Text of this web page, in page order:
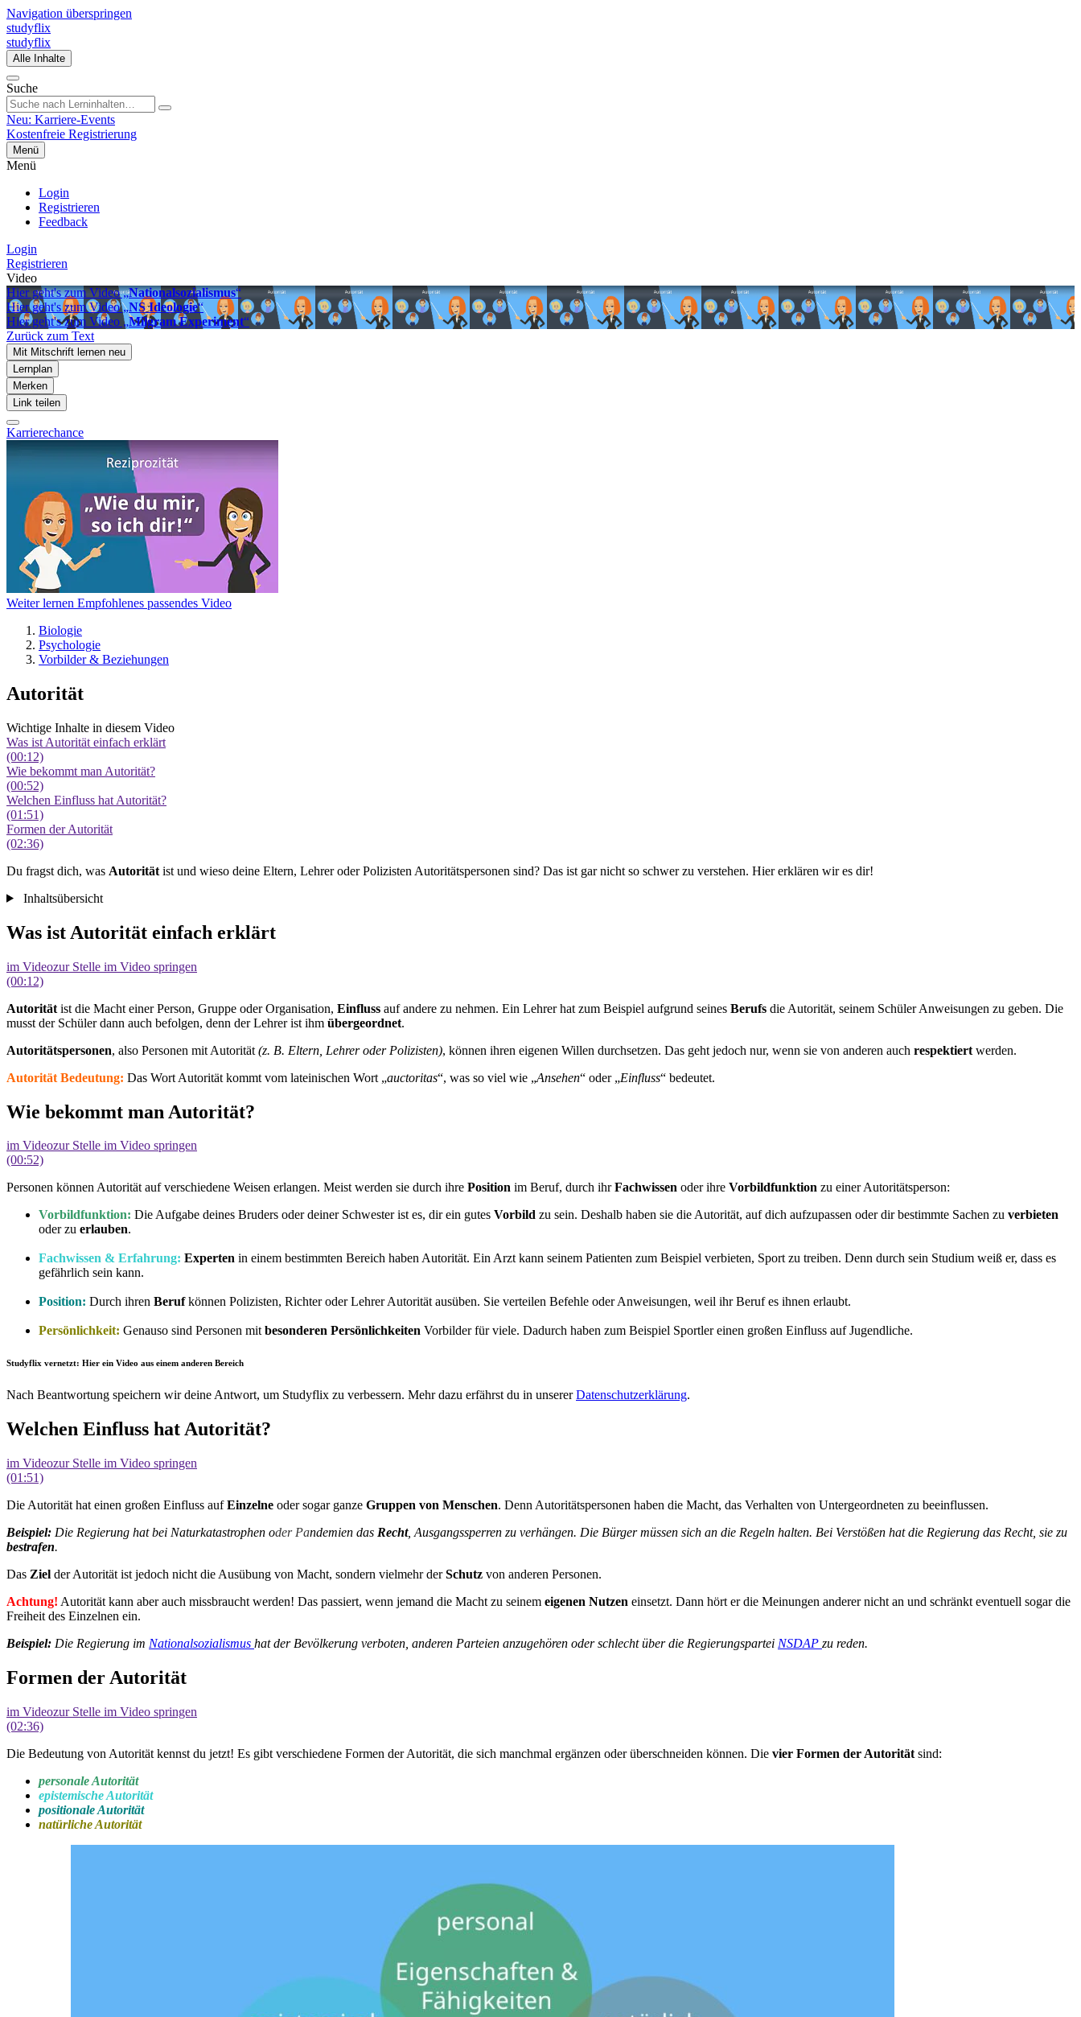
Navigation überspringen
studyflix
studyflix
Alle Inhalte
Suche
Neu: Karriere-Events
Kostenfreie Registrierung
Menü
Menü
Login
Registrieren
Feedback
Login
Registrieren
Video
Hier geht's zum Video „Nationalsozialismus“
Hier geht's zum Video „NS Ideologie“
Hier geht's zum Video „Milgram Experiment“
Zurück zum Text
Mit Mitschrift lernen neu
Lernplan
Merken
Link teilen
Karrierechance
Weiter lernen Empfohlenes passendes Video
Biologie
Psychologie
Vorbilder & Beziehungen
Autorität
Wichtige Inhalte in diesem Video
Was ist Autorität einfach erklärt
(00:12)
Wie bekommt man Autorität?
(00:52)
Welchen Einfluss hat Autorität?
(01:51)
Formen der Autorität
(02:36)
Du fragst dich, was Autorität ist und wieso deine Eltern, Lehrer oder Polizisten Autoritätspersonen sind? Das ist gar nicht so schwer zu verstehen. Hier erklären wir es dir!
Inhaltsübersicht
Was ist Autorität einfach erklärt
im Videozur Stelle im Video springen
(00:12)
Autorität ist die Macht einer Person, Gruppe oder Organisation, Einfluss auf andere zu nehmen. Ein Lehrer hat zum Beispiel aufgrund seines Berufs die Autorität, seinem Schüler Anweisungen zu geben. Die
musst der Schüler dann auch befolgen, denn der Lehrer ist ihm übergeordnet.
Autoritätspersonen, also Personen mit Autorität (z. B. Eltern, Lehrer oder Polizisten), können ihren eigenen Willen durchsetzen. Das geht jedoch nur, wenn sie von anderen auch respektiert werden.
Autorität Bedeutung: Das Wort Autorität kommt vom lateinischen Wort „auctoritas“, was so viel wie „Ansehen“ oder „Einfluss“ bedeutet.
Wie bekommt man Autorität?
im Videozur Stelle im Video springen
(00:52)
Personen können Autorität auf verschiedene Weisen erlangen. Meist werden sie durch ihre Position im Beruf, durch ihrFachwissen oder ihre Vorbildfunktion zu einer Autoritätsperson:
Vorbildfunktion: Die Aufgabe deines Bruders oder deiner Schwester ist es, dir ein gutes Vorbild zu sein. Deshalb haben sie die Autorität, auf dich aufzupassen oder dir bestimmte Sachen zu verbieten
oder zu erlauben.
Fachwissen & Erfahrung: Experten in einem bestimmten Bereich haben Autorität. Ein Arzt kann seinem Patienten zum Beispiel verbieten, Sport zu treiben. Denn durch sein Studium weiß er, dass es
gefährlich sein kann.
Position: Durch ihren Berufkönnen Polizisten, Richter oder Lehrer Autorität ausüben. Sie verteilen Befehle oder Anweisungen, weil ihr Beruf es ihnen erlaubt.
Persönlichkeit: Genauso sind Personen mitbesonderen Persönlichkeiten Vorbilder für viele. Dadurch haben zum Beispiel Sportler einen großen Einfluss auf Jugendliche.
Studyflix vernetzt: Hier ein Video aus einem anderen Bereich
Nach Beantwortung speichern wir deine Antwort, um Studyflix zu verbessern. Mehr dazu erfährst du in unsererDatenschutzerklärung.
Welchen Einfluss hat Autorität?
im Videozur Stelle im Video springen
(01:51)
Die Autorität hat einen großen Einfluss aufEinzelne oder sogar ganze Gruppen von Menschen. Denn Autoritätspersonen haben die Macht, das Verhalten von Untergeordneten zu beeinflussen.
Beispiel: Die Regierung hat bei Naturkatastrophen oder Pandemien das Recht, Ausgangssperren zu verhängen. Die Bürger müssen sich an die Regeln halten. Bei Verstößen hat die Regierung das Recht, sie zu
bestrafen.
Das Ziel der Autorität ist jedoch nicht die Ausübung von Macht, sondern vielmehr derSchutz von anderen Personen.
Achtung! Autorität kann aber auch missbraucht werden! Das passiert, wenn jemand die Macht zu seinem eigenen Nutzen einsetzt. Dann hört er die Meinungen anderer nicht an und schränkt eventuell sogar die
Freiheit des Einzelnen ein.
Beispiel: Die Regierung im Nationalsozialismus hat der Bevölkerung verboten, anderen Parteien anzugehören oder schlecht über die Regierungspartei NSDAP zu reden.
Formen der Autorität
im Videozur Stelle im Video springen
(02:36)
Die Bedeutung von Autorität kennst du jetzt! Es gibt verschiedene Formen der Autorität, die sich manchmal ergänzen oder überschneiden können. Die vier Formen der Autorität sind:
personale Autorität
epistemische Autorität
positionale Autorität
natürliche Autorität